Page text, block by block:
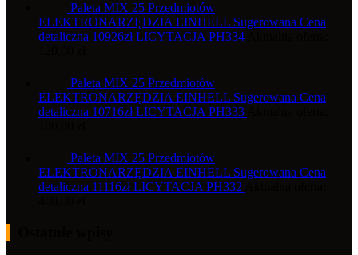
Paleta MIX 25 Przedmiotów
ELEKTRONARZĘDZIA EINHELL Sugerowana Cena
detaliczna 10926zł LICYTACJA PH334
Paleta MIX 25 Przedmiotów
ELEKTRONARZĘDZIA EINHELL Sugerowana Cena
detaliczna 10716zł LICYTACJA PH333
Paleta MIX 25 Przedmiotów
ELEKTRONARZĘDZIA EINHELL Sugerowana Cena
detaliczna 11116zł LICYTACJA PH332